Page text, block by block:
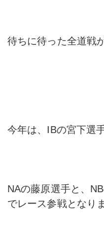
待ちに待った全道戦
今年は、IBの宮下選
NAの藤原選手と、
でレース参戦となり